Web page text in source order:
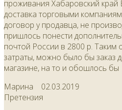
проживания Хабаровский край
доставка торговыми
договор у продавца, не
пришлось понести
почтой России в 2800 р.
затраты, можно было бы заказ
магазине, на то и обошлось бы
Марина 02.03.2019
Претензия